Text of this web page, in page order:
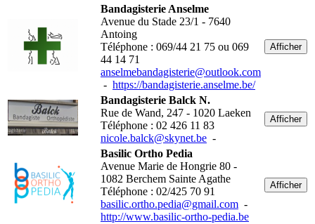
Bandagisterie Anselme
Avenue du Stade 23/1 - 7640
Antoing
Téléphone : 069/44 21 75 ou 069
44 14 71
anselmebandagisterie@outlook.com
- https://bandagisterie.anselme.be/
Afficher
Bandagisterie Balck N.
Rue de Wand, 247 - 1020 Laeken
Téléphone : 02 426 11 83
nicole.balck@skynet.be -
Afficher
Basilic Ortho Pedia
Avenue Marie de Hongrie 80 -
1082 Berchem Sainte Agathe
Téléphone : 02/425 70 91
basilic.ortho.pedia@gmail.com -
http://www.basilic-ortho-pedia.be
Afficher